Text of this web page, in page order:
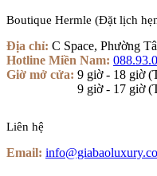
Boutique Hermle (Đặt lịch
Địa chỉ: C Space, Phường
Hotline Miền Nam:
Giờ mở cửa: 9 giờ - 18 giờ
9 giờ - 17 giờ
Liên hệ
Email: